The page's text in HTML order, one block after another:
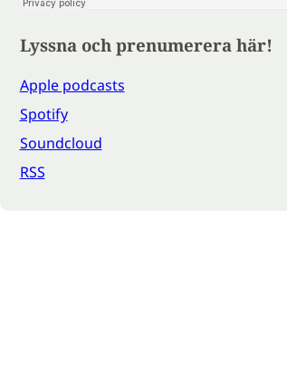
Lyssna och prenumerera här!
Apple podcasts
Spotify
Soundcloud
RSS